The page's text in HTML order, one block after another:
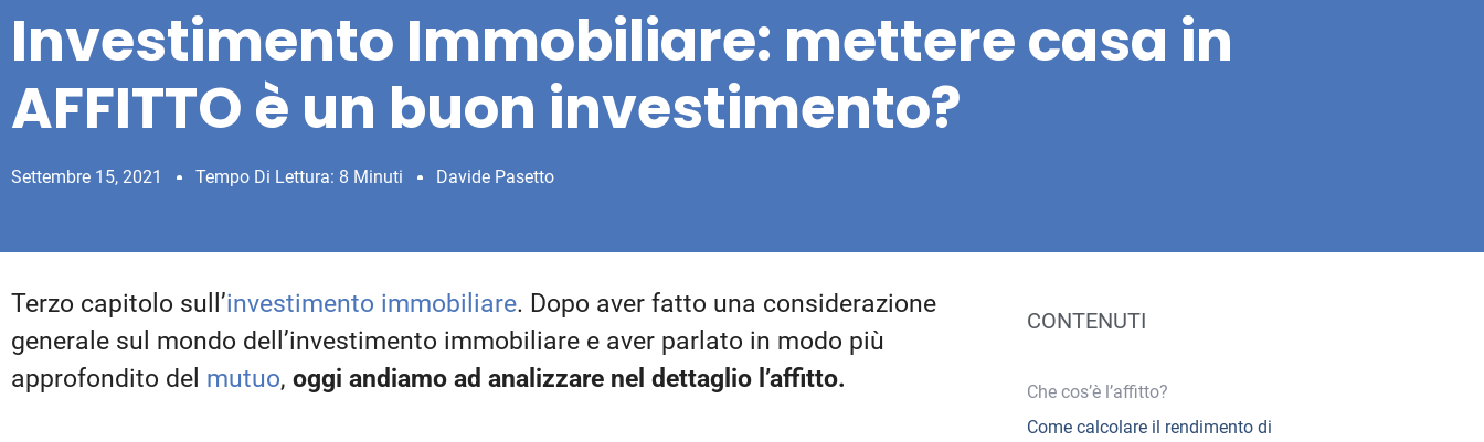
Investimento Immobiliare: mettere casa in
AFFITTO è un buon investimento?
Settembre 15, 2021 Tempo Di Lettura: 8 Minuti Davide Pasetto
Terzo capitolo sull’investimento immobiliare. Dopo aver fatto una considerazione
generale sul mondo dell’investimento immobiliare e aver parlato in modo più
approfondito del mutuo, oggi andiamo ad analizzare nel dettaglio l’affitto.
CONTENUTI
Che cos’è l’affitto?
Come calcolare il rendimento di